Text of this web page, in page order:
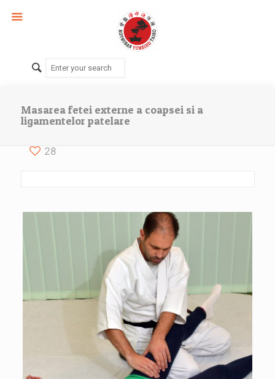
Masarea fetei externe a coapsei si a
ligamentelor patelare
28